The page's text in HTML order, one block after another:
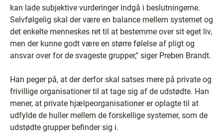
kan lade subjektive vurderinger indgå i beslutningerne.
Selvfølgelig skal der være en balance mellem systemet og
det enkelte menneskes ret til at bestemme over sit eget liv,
men der kunne godt være en større følelse af pligt og
ansvar over for de svageste grupper,'' siger Preben Brandt.
Han peger på, at der derfor skal satses mere på private og
frivillige organisationer til at tage sig af de udstødte. Han
mener, at private hjælpeorganisationer er oplagte til at
udfylde de huller mellem de forskellige systemer, som de
udstødte grupper befinder sig i.